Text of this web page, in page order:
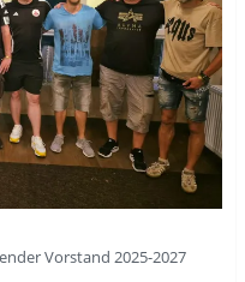
Vorstand 2025-2027